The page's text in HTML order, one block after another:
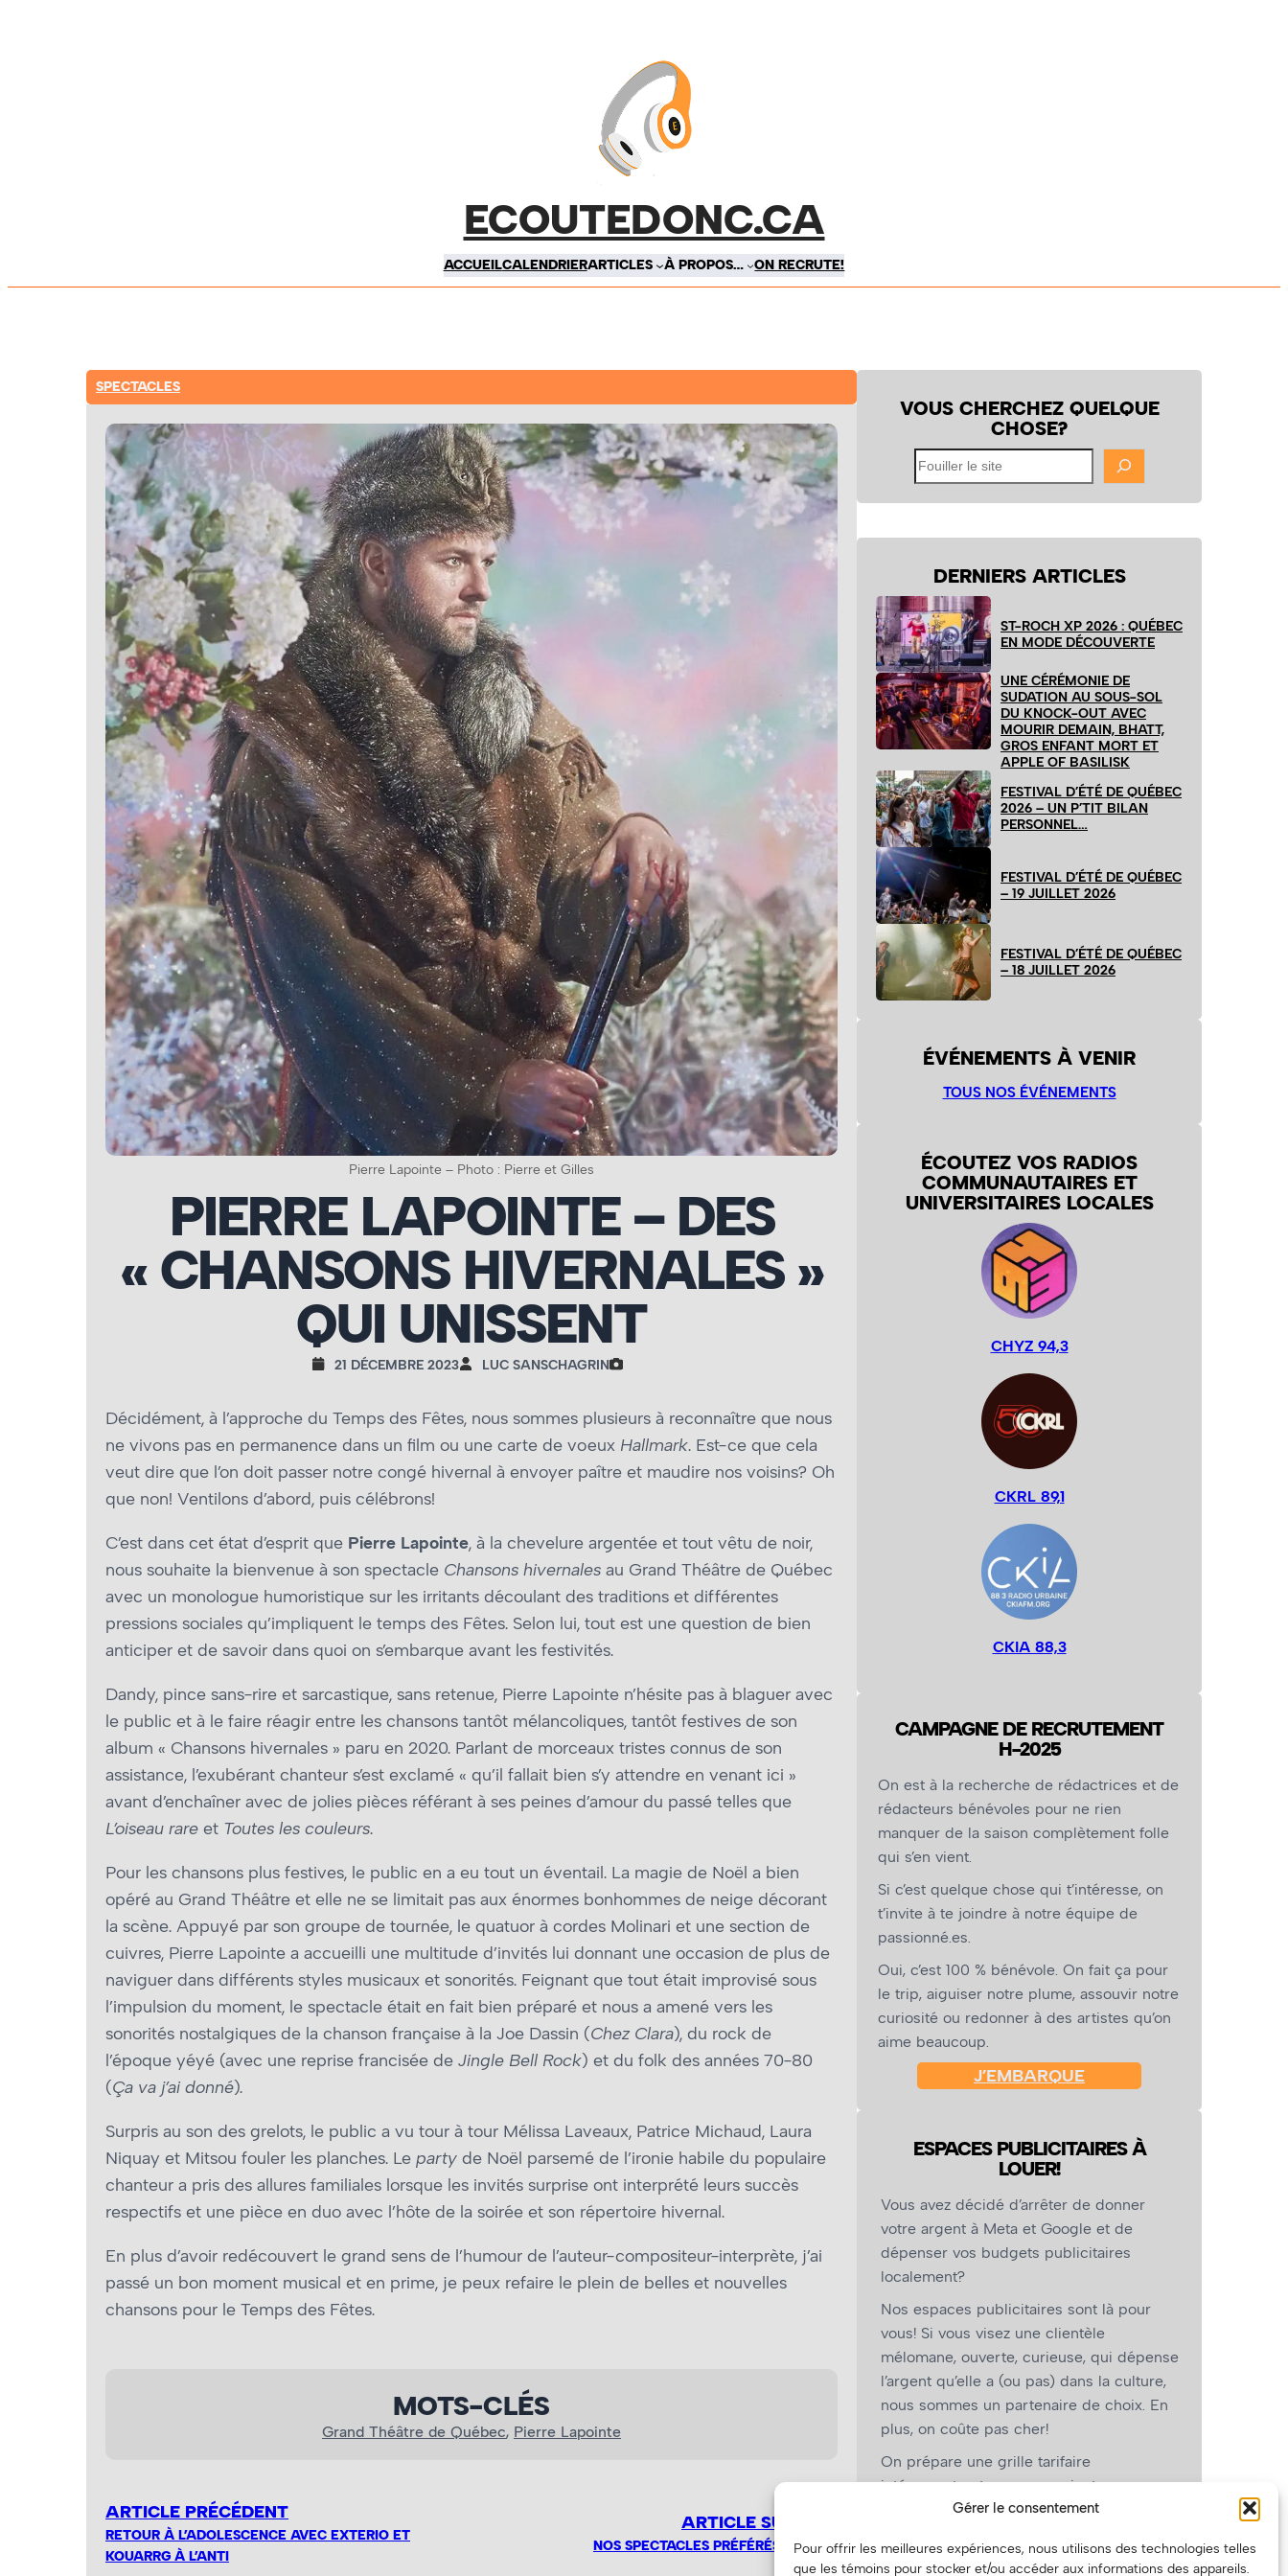
Gérer le consentement
Pour offrir les meilleures expériences, nous utilisons des technologies telles
que les témoins pour stocker et/ou accéder aux informations des appareils.
ECOUTEDONC.CA
ACCUEILCALENDRIERARTICLES À PROPOS… ON RECRUTE!
SPECTACLES
Pierre Lapointe – Photo : Pierre et Gilles
PIERRE LAPOINTE – DES
« CHANSONS HIVERNALES »
QUI UNISSENT
21 DÉCEMBRE 2023 LUC SANSCHAGRIN
Décidément, à l’approche du Temps des Fêtes, nous sommes plusieurs à reconnaître que nous
ne vivons pas en permanence dans un film ou une carte de vœux Hallmark. Est-ce que cela
veut dire que l’on doit passer notre congé hivernal à envoyer paître et maudire nos voisins? Oh
que non! Ventilons d’abord, puis célébrons!
C’est dans cet état d’esprit que Pierre Lapointe, à la chevelure argentée et tout vêtu de noir,
nous souhaite la bienvenue à son spectacle Chansons hivernales au Grand Théâtre de Québec
avec un monologue humoristique sur les irritants découlant des traditions et différentes
pressions sociales qu’impliquent le temps des Fêtes. Selon lui, tout est une question de bien
anticiper et de savoir dans quoi on s’embarque avant les festivités.
Dandy, pince sans-rire et sarcastique, sans retenue, Pierre Lapointe n’hésite pas à blaguer avec
le public et à le faire réagir entre les chansons tantôt mélancoliques, tantôt festives de son
album « Chansons hivernales » paru en 2020. Parlant de morceaux tristes connus de son
assistance, l’exubérant chanteur s’est exclamé « qu’il fallait bien s’y attendre en venant ici »
avant d’enchaîner avec de jolies pièces référant à ses peines d’amour du passé telles que
L’oiseau rare et Toutes les couleurs.
Pour les chansons plus festives, le public en a eu tout un éventail. La magie de Noël a bien
opéré au Grand Théâtre et elle ne se limitait pas aux énormes bonhommes de neige décorant
la scène. Appuyé par son groupe de tournée, le quatuor à cordes Molinari et une section de
cuivres, Pierre Lapointe a accueilli une multitude d’invités lui donnant une occasion de plus de
naviguer dans différents styles musicaux et sonorités. Feignant que tout était improvisé sous
l’impulsion du moment, le spectacle était en fait bien préparé et nous a amené vers les
sonorités nostalgiques de la chanson française à la Joe Dassin (Chez Clara), du rock de
l’époque yéyé (avec une reprise francisée de Jingle Bell Rock) et du folk des années 70-80
(Ça va j’ai donné).
Surpris au son des grelots, le public a vu tour à tour Mélissa Laveaux, Patrice Michaud, Laura
Niquay et Mitsou fouler les planches. Le party de Noël parsemé de l’ironie habile du populaire
chanteur a pris des allures familiales lorsque les invités surprise ont interprété leurs succès
respectifs et une pièce en duo avec l’hôte de la soirée et son répertoire hivernal.
En plus d’avoir redécouvert le grand sens de l’humour de l’auteur-compositeur-interprète, j’ai
passé un bon moment musical et en prime, je peux refaire le plein de belles et nouvelles
chansons pour le Temps des Fêtes.
MOTS-CLÉS
Grand Théâtre de Québec, Pierre Lapointe
ARTICLE PRÉCÉDENT
RETOUR À L’ADOLESCENCE AVEC EXTERIO ET
KOUARRG À L’ANTI
ARTICLE SUIVANT
NOS SPECTACLES PRÉFÉRÉS DE 2023
VOUS CHERCHEZ QUELQUE
CHOSE?
Fouiller
le
site
DERNIERS ARTICLES
ST-ROCH XP 2026 : QUÉBEC
EN MODE DÉCOUVERTE
UNE CÉRÉMONIE DE
SUDATION AU SOUS-SOL
DU KNOCK-OUT AVEC
MOURIR DEMAIN, BHATT,
GROS ENFANT MORT ET
APPLE OF BASILISK
FESTIVAL D’ÉTÉ DE QUÉBEC
2026 – UN P’TIT BILAN
PERSONNEL…
FESTIVAL D’ÉTÉ DE QUÉBEC
– 19 JUILLET 2026
FESTIVAL D’ÉTÉ DE QUÉBEC
– 18 JUILLET 2026
ÉVÉNEMENTS À VENIR
TOUS NOS ÉVÉNEMENTS
ÉCOUTEZ VOS RADIOS
COMMUNAUTAIRES ET
UNIVERSITAIRES LOCALES
CHYZ 94,3
CKRL 89,1
CKIA 88,3
CAMPAGNE DE RECRUTEMENT
H-2025
On est à la recherche de rédactrices et de
rédacteurs bénévoles pour ne rien
manquer de la saison complètement folle
qui s’en vient.
Si c’est quelque chose qui t’intéresse, on
t’invite à te joindre à notre équipe de
passionné.es.
Oui, c’est 100 % bénévole. On fait ça pour
le trip, aiguiser notre plume, assouvir notre
curiosité ou redonner à des artistes qu’on
aime beaucoup.
J’EMBARQUE
ESPACES PUBLICITAIRES À
LOUER!
Vous avez décidé d’arrêter de donner
votre argent à Meta et Google et de
dépenser vos budgets publicitaires
localement?
Nos espaces publicitaires sont là pour
vous! Si vous visez une clientèle
mélomane, ouverte, curieuse, qui dépense
l’argent qu’elle a (ou pas) dans la culture,
nous sommes un partenaire de choix. En
plus, on coûte pas cher!
On prépare une grille tarifaire
intéressante et on vous revient.
(Oui, on va avoir des tarifs spéciaux pour
vous, les artistes!)